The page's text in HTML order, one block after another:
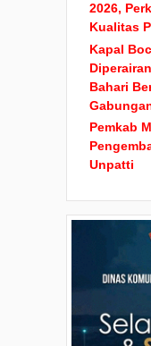
2026,
Kualitas
Kapal
Bahari
Pemkab
Unpatti